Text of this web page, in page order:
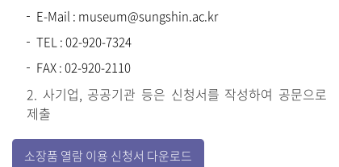
E-Mail : museum@sungshin.ac.kr
TEL : 02-920-7324
FAX : 02-920-2110
2. 사기업, 공공기관 등은 신청서를 작성하여 공문으로
제출
소장품 열람 이용 신청서 다운로드